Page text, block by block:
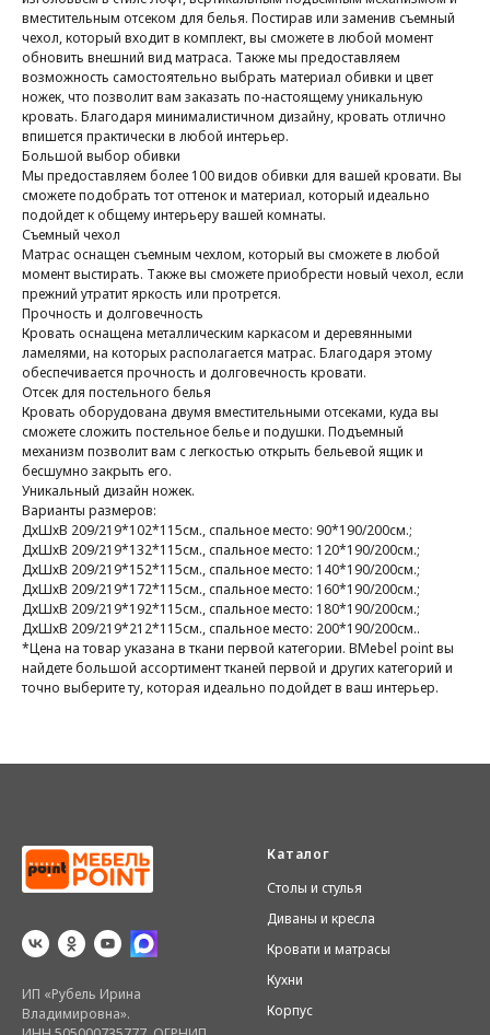
вместительным отсеком для белья. Постирав или заменив съемный
чехол, который входит в комплект, вы сможете в любой момент
обновить внешний вид матраса. Также мы предоставляем
возможность самостоятельно выбрать материал обивки и цвет
ножек, что позволит вам заказать по-настоящему уникальную
кровать. Благодаря минималистичном дизайну, кровать отлично
впишется практически в любой интерьер.
Большой выбор обивки
Мы предоставляем более 100 видов обивки для вашей кровати. Вы
сможете подобрать тот оттенок и материал, который идеально
подойдет к общему интерьеру вашей комнаты.
Съемный чехол
Матрас оснащен съемным чехлом, который вы сможете в любой
момент выстирать. Также вы сможете приобрести новый чехол, если
прежний утратит яркость или протрется.
Прочность и долговечность
Кровать оснащена металлическим каркасом и деревянными
ламелями, на которых располагается матрас. Благодаря этому
обеспечивается прочность и долговечность кровати.
Отсек для постельного белья
Кровать оборудована двумя вместительными отсеками, куда вы
сможете сложить постельное белье и подушки. Подъемный
механизм позволит вам с легкостью открыть бельевой ящик и
бесшумно закрыть его.
Уникальный дизайн ножек.
Варианты размеров:
ДхШхВ 209/219*102*115см., спальное место: 90*190/200см.;
ДхШхВ 209/219*132*115см., спальное место: 120*190/200см.;
ДхШхВ 209/219*152*115см., спальное место: 140*190/200см.;
ДхШхВ 209/219*172*115см., спальное место: 160*190/200см.;
ДхШхВ 209/219*192*115см., спальное место: 180*190/200см.;
ДхШхВ 209/219*212*115см., спальное место: 200*190/200см..
*Цена на товар указана в ткани первой категории. ВMebel point вы
найдете большой ассортимент тканей первой и других категорий и
точно выберите ту, которая идеально подойдет в ваш интерьер.
ИП «Рубель Ирина
Владимировна».
Каталог
Столы и стулья
Диваны и кресла
Кровати и матрасы
Кухни
Корпус